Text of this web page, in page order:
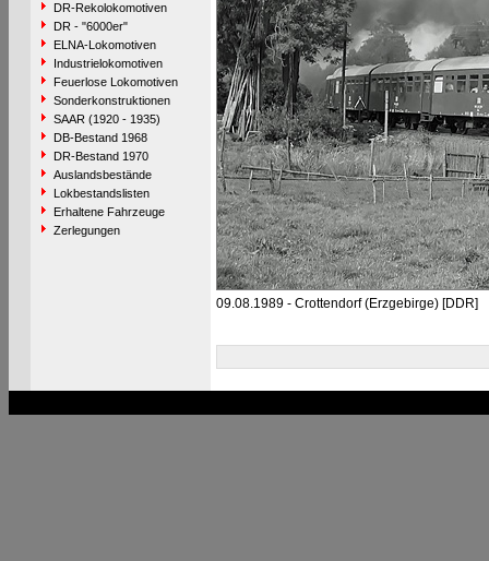
DR-Rekolokomotiven
DR - "6000er"
ELNA-Lokomotiven
Industrielokomotiven
Feuerlose Lokomotiven
Sonderkonstruktionen
SAAR (1920 - 1935)
DB-Bestand 1968
DR-Bestand 1970
Auslandsbestände
Lokbestandslisten
Erhaltene Fahrzeuge
Zerlegungen
09.08.1989 - Crottendorf (Erzgebirge) [DDR]